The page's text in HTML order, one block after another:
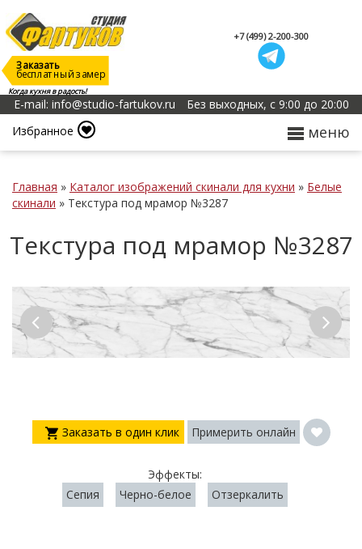
Когда кухня в радость!
Заказать
бесплатный замер
+7 (499) 2-200-300
E-mail: info@studio-fartukov.ru
Без выходных, с 9:00 до 20:00
Избранное
меню
Главная » Каталог изображений скинали для кухни » Белые
скинали » Текстура под мрамор №3287
Текстура под мрамор №3287
Заказать в один клик Примерить онлайн
Эффекты:
Сепия
Черно-белое Отзеркалить